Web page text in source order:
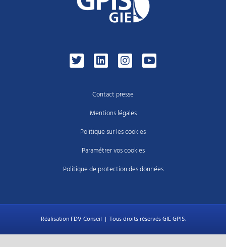
Contact presse
Mentions légales
Politique sur les cookies
Paramétrer vos cookies
Politique de protection des données
Réalisation FDV Conseil | Tous droits réservés GIE GPIS.